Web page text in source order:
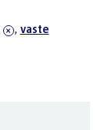
, verwijder
vaste